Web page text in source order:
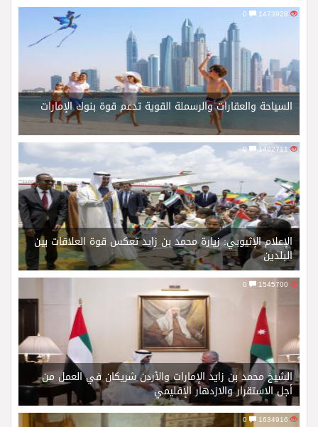
1473928
السياحة والعقارات والرسملة القوية تدعم قوة بنوك الإمارات
1482711
0
الإعلام الإثيوبي: زيارة محمد بن زايد تعكس قوة العلاقات بين
البلدين
الشيخ محمد بن زايد الإمارات والأردن شريكان في العمل من
أجل الاستقرار والازدهار الإقليمي